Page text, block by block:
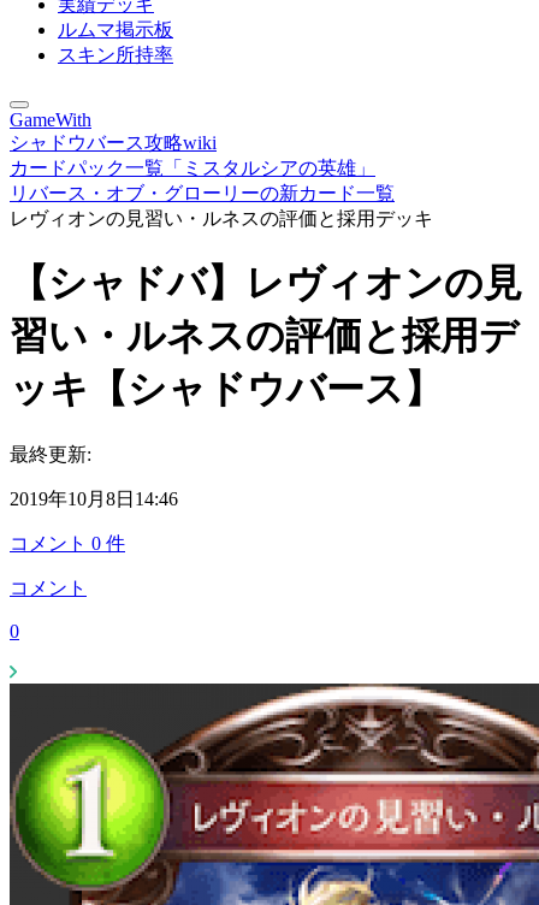
実績デッキ
ルムマ掲示板
スキン所持率
GameWith
シャドウバース攻略wiki
カードパック一覧「ミスタルシアの英雄」
リバース・オブ・グローリーの新カード一覧
レヴィオンの見習い・ルネスの評価と採用デッキ
【シャドバ】レヴィオンの見
習い・ルネスの評価と採用デ
ッキ【シャドウバース】
最終更新:
2019年10月8日14:46
コメント 0 件
コメント
0